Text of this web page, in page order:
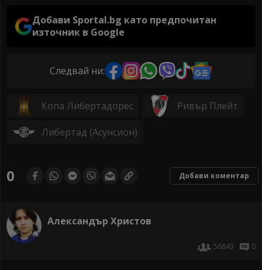
Добави Sportal.bg като предпочитан
източник в Google
Следвай ни:
Копа Либертадорес Ривър Плейт
Либертад (Асунсион)
0 Добави коментар
Александър Христов
56843 0